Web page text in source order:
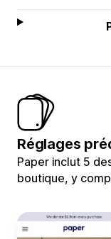
Réglages
Paper inclut 5
boutique, y